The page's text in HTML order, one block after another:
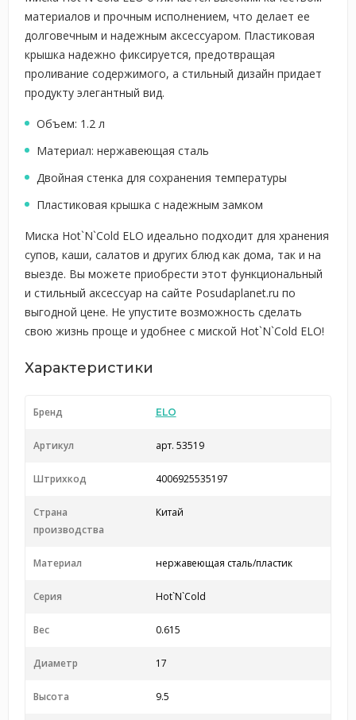
материалов и прочным исполнением, что делает ее
долговечным и надежным аксессуаром. Пластиковая
крышка надежно фиксируется, предотвращая
проливание содержимого, а стильный дизайн придает
продукту элегантный вид.
Объем: 1.2 л
Материал: нержавеющая сталь
Двойная стенка для сохранения температуры
Пластиковая крышка с надежным замком
Миска Hot`N`Cold ELO идеально подходит для хранения
супов, каши, салатов и других блюд как дома, так и на
выезде. Вы можете приобрести этот функциональный
и стильный аксессуар на сайте Posudaplanet.ru по
выгодной цене. Не упустите возможность сделать
свою жизнь проще и удобнее с миской Hot`N`Cold ELO!
Характеристики
Бренд ELO
Артикул арт. 53519
Штрихкод 4006925535197
Страна
производства
Китай
Материал нержавеющая сталь/пластик
Серия Hot`N`Cold
Вес 0.615
Диаметр 17
Высота 9.5